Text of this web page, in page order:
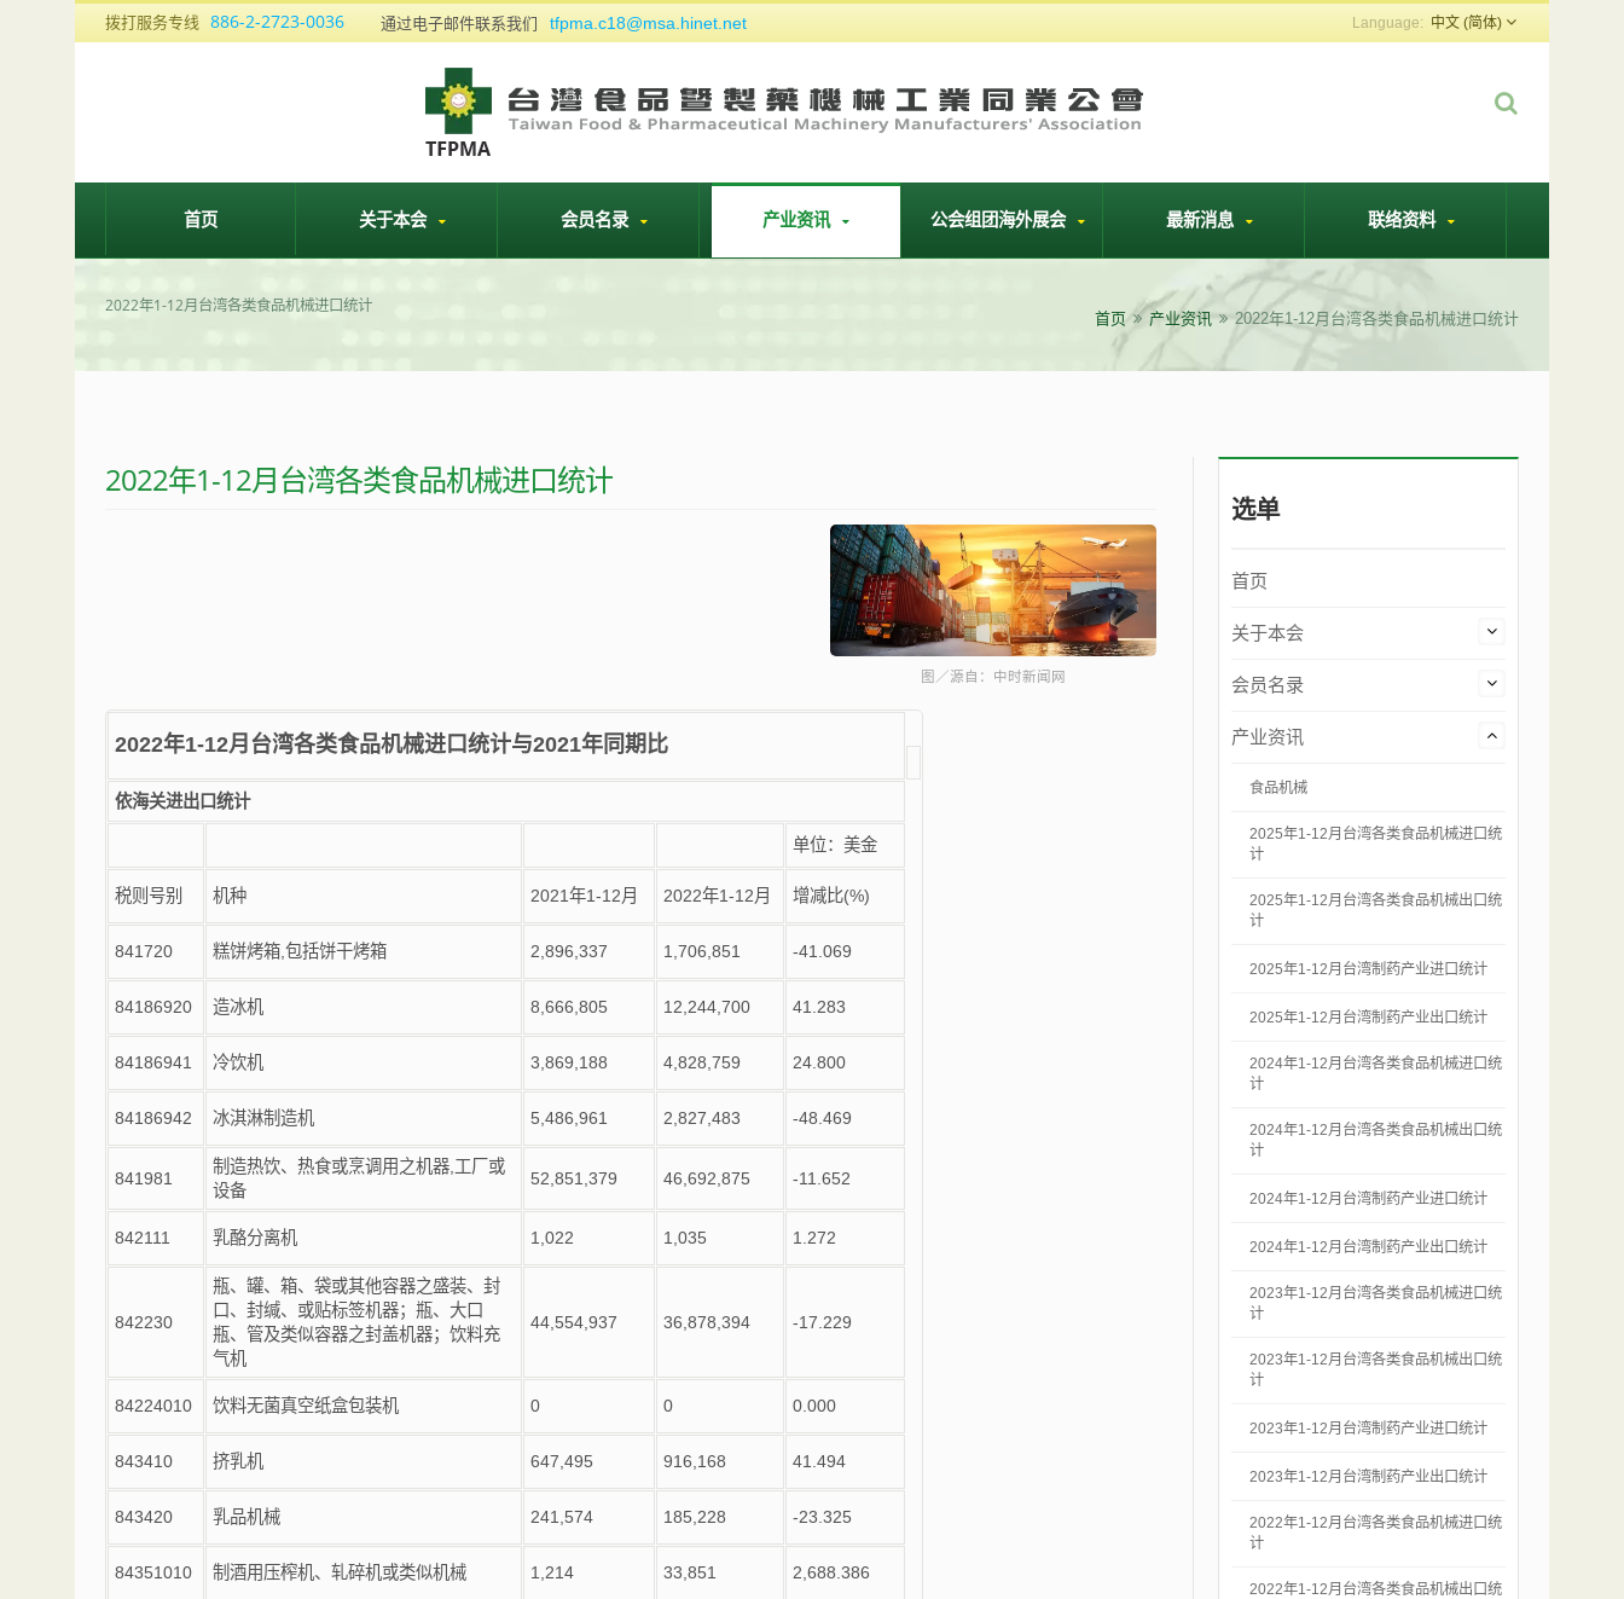
拨打服务专线 886-2-2723-0036 通过电子邮件联系我们 tfpma.c18@msa.hinet.net 中文 (简体)
首页 关于本会 会员名录 产业资讯 公会组团海外展会 最新消息 联络资料
2022年1-12月台湾各类食品机械进口统计
首页 产业资讯 2022年1-12月台湾各类食品机械进口统计
2022年1-12月台湾各类食品机械进口统计
图／源自：中时新闻网
2022年1-12月台湾各类食品机械进口统计与2021年同期比
依海关进出口统计
单位：美金
税则号别 机种 2021年1-12月 2022年1-12月 增减比(%)
841720 糕饼烤箱 包括饼干烤箱 2,896,337 1,706,851 -41.069
84186920 造冰机 8,666,805 12,244,700 41.283
84186941 冷饮机 3,869,188 4,828,759 24.800
84186942 冰淇淋制造机 5,486,961 2,827,483 -48.469
841981
制造热饮、热食或烹调用之机器 工厂或
设备
52,851,379 46,692,875 -11.652
842111 乳酪分离机 1,022 1,035 1.272
842230
瓶、罐、箱、袋或其他容器之盛装、封
口、封缄、或贴标签机器；瓶、大口
瓶、管及类似容器之封盖机器；饮料充
气机
44,554,937 36,878,394 -17.229
84224010 饮料无菌真空纸盒包装机 0 0 0.000
843410 挤乳机 647,495 916,168 41.494
843420 乳品机械 241,574 185,228 -23.325
84351010 制酒用压榨机、轧碎机或类似机械 1,214 33,851 2,688.386
选单
首页
关于本会
会员名录
产业资讯
食品机械
2025年1-12月台湾各类食品机械进口统
计
2025年1-12月台湾各类食品机械出口统
计
2025年1-12月台湾制药产业进口统计
2025年1-12月台湾制药产业出口统计
2024年1-12月台湾各类食品机械进口统
计
2024年1-12月台湾各类食品机械出口统
计
2024年1-12月台湾制药产业进口统计
2024年1-12月台湾制药产业出口统计
2023年1-12月台湾各类食品机械进口统
计
2023年1-12月台湾各类食品机械出口统
计
2023年1-12月台湾制药产业进口统计
2023年1-12月台湾制药产业出口统计
2022年1-12月台湾各类食品机械进口统
计
2022年1-12月台湾各类食品机械出口统